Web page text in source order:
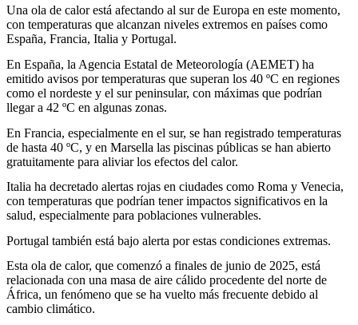
Una ola de calor está afectando al sur de Europa en este momento,
con temperaturas que alcanzan niveles extremos en países como
España, Francia, Italia y Portugal.
En España, la Agencia Estatal de Meteorología (AEMET) ha
emitido avisos por temperaturas que superan los 40 ºC en regiones
como el nordeste y el sur peninsular, con máximas que podrían
llegar a 42 ºC en algunas zonas.
En Francia, especialmente en el sur, se han registrado temperaturas
de hasta 40 ºC, y en Marsella las piscinas públicas se han abierto
gratuitamente para aliviar los efectos del calor.
Italia ha decretado alertas rojas en ciudades como Roma y Venecia,
con temperaturas que podrían tener impactos significativos en la
salud, especialmente para poblaciones vulnerables.
Portugal también está bajo alerta por estas condiciones extremas.
Esta ola de calor, que comenzó a finales de junio de 2025, está
relacionada con una masa de aire cálido procedente del norte de
África, un fenómeno que se ha vuelto más frecuente debido al
cambio climático.